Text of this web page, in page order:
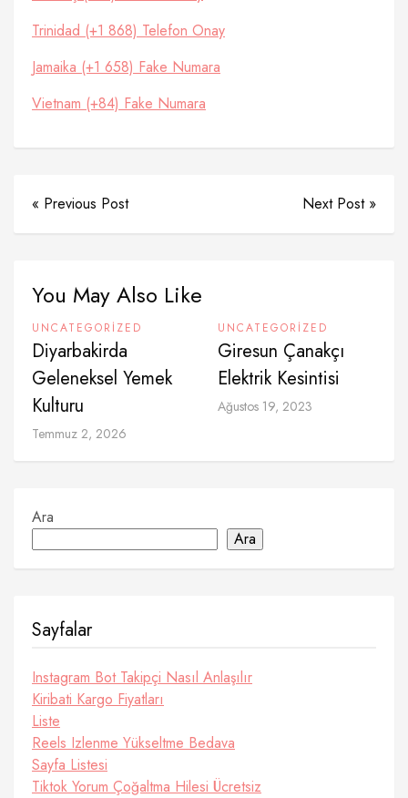
Trinidad (+1 868) Telefon Onay
Jamaika (+1 658) Fake Numara
Vietnam (+84) Fake Numara
« Previous Post Next Post »
You May Also Like
UNCATEGORIZED
Diyarbakirda
Geleneksel Yemek
Kulturu
Temmuz 2, 2026
UNCATEGORIZED
Giresun Çanakçı
Elektrik Kesintisi
Ağustos 19, 2023
Ara
Ara
Sayfalar
Instagram Bot Takipçi Nasıl Anlaşılır
Kiribati Kargo Fiyatları
Liste
Reels Izlenme Yükseltme Bedava
Sayfa Listesi
Tiktok Yorum Çoğaltma Hilesi Ücretsiz